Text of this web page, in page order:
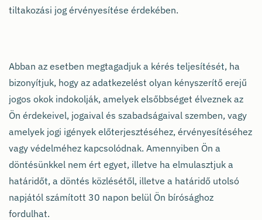
tiltakozási jog érvényesítése érdekében.
Abban az esetben megtagadjuk a kérés teljesítését, ha
bizonyítjuk, hogy az adatkezelést olyan kényszerítő erejű
jogos okok indokolják, amelyek elsőbbséget élveznek az
Ön érdekeivel, jogaival és szabadságaival szemben, vagy
amelyek jogi igények előterjesztéséhez, érvényesítéséhez
vagy védelméhez kapcsolódnak. Amennyiben Ön a
döntésünkkel nem ért egyet, illetve ha elmulasztjuk a
határidőt, a döntés közlésétől, illetve a határidő utolsó
napjától számított 30 napon belül Ön bírósághoz
fordulhat.